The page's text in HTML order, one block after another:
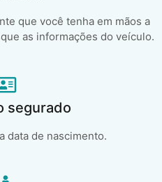
que você tenha em mãos a
as informações do veículo.
segurado
data de nascimento.